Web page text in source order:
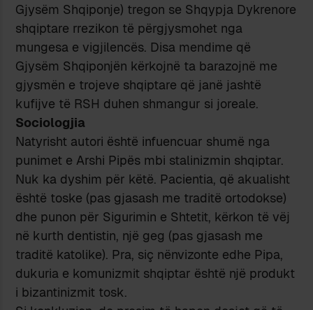
Gjysëm Shqiponje) tregon se Shqypja Dykrenore
shqiptare rrezikon të përgjysmohet nga
mungesa e vigjilencës. Disa mendime që
Gjysëm Shqiponjën kërkojnë ta barazojnë me
gjysmën e trojeve shqiptare që janë jashtë
kufijve të RSH duhen shmangur si joreale.
Sociologjia
Natyrisht autori është infuencuar shumë nga
punimet e Arshi Pipës mbi stalinizmin shqiptar.
Nuk ka dyshim për këtë. Pacientia, që akualisht
është toske (pas gjasash me traditë ortodokse)
dhe punon për Sigurimin e Shtetit, kërkon të vëj
në kurth dentistin, një geg (pas gjasash me
traditë katolike). Pra, siç nënvizonte edhe Pipa,
dukuria e komunizmit shqiptar është një produkt
i bizantinizmit tosk.